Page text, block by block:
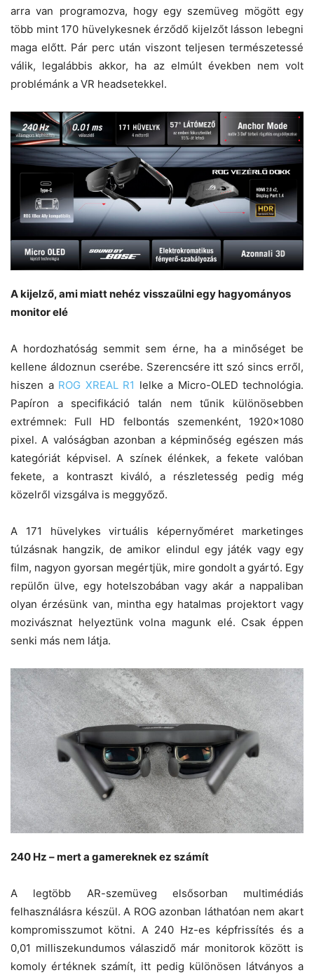
arra van programozva, hogy egy szemüveg mögött egy
több mint 170 hüvelykesnek érződő kijelzőt lásson lebegni
maga előtt. Pár perc után viszont teljesen természetessé
válik, legalábbis akkor, ha az elmúlt években nem volt
problémánk a VR headsetekkel.
A kijelző, ami miatt nehéz visszaülni egy hagyományos
monitor elé
A hordozhatóság semmit sem érne, ha a minőséget be
kellene áldoznun cserébe. Szerencsére itt szó sincs erről,
hiszen a ROG XREAL R1 lelke a Micro-OLED technológia.
Papíron a specifikáció talán nem tűnik különösebben
extrémnek: Full HD felbontás szemenként, 1920×1080
pixel. A valóságban azonban a képminőség egészen más
kategóriát képvisel. A színek élénkek, a fekete valóban
fekete, a kontraszt kiváló, a részletesség pedig még
közelről vizsgálva is meggyőző.
A 171 hüvelykes virtuális képernyőméret marketinges
túlzásnak hangzik, de amikor elindul egy játék vagy egy
film, nagyon gyorsan megértjük, mire gondolt a gyártó. Egy
repülőn ülve, egy hotelszobában vagy akár a nappaliban
olyan érzésünk van, mintha egy hatalmas projektort vagy
mozivásznat helyeztünk volna magunk elé. Csak éppen
senki más nem látja.
240 Hz – mert a gamereknek ez számít
A legtöbb AR-szemüveg elsősorban multimédiás
felhasználásra készül. A ROG azonban láthatóan nem akart
kompromisszumot kötni. A 240 Hz-es képfrissítés és a
0,01 milliszekundumos válaszidő már monitorok között is
komoly értéknek számít, itt pedig különösen látványos a